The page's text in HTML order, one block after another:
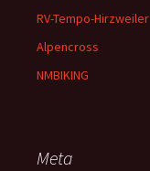
RV-Tempo-Hirzweiler
Alpencross
NMBIKING
Meta